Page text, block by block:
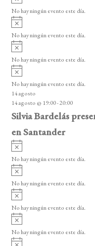
o
v
i
o
No hay ningún evento este día.
A
v
i
o
No hay ningún evento este día.
A
v
i
o
No hay ningún evento este día.
A
v
i
s
o
No hay ningún evento este día.
14 agosto
14 agosto @ 19:00-20:00
Silvia Bardelás
en Santander
A
v
i
o
No hay ningún evento este día.
A
v
i
o
No hay ningún evento este día.
A
v
i
o
No hay ningún evento este día.
A
v
i
No hay ningún evento este día.
A